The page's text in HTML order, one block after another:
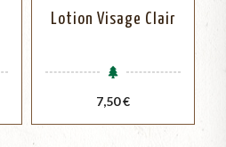
Lotion Visage Clair
Prix
7,50 €